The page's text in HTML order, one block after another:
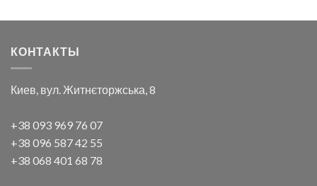
КОНТАКТЫ
Киев, вул. Житнєторжська, 8
+38 093 969 76 07
+38 096 587 42 55
+38 068 401 68 78